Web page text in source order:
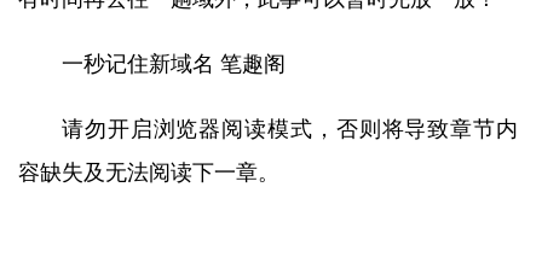
一秒记住新域名 笔趣阁
请勿开启浏览器阅读模式，否则将导致章节内
容缺失及无法阅读下一章。